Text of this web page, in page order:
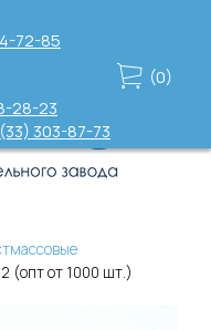
72-85
28-23
303-87-73
(0)
(опт от 1000 шт.)